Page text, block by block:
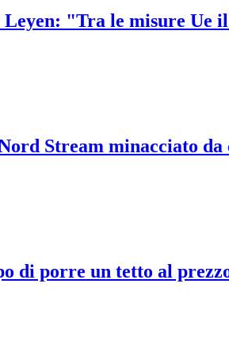
"Tra le misure Ue
Stream minacciato da
di porre un tetto al